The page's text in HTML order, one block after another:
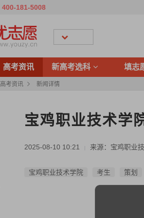
400-181-5008
高考资讯 新高考选科 填志
高考资讯 新闻详情
宝鸡职业技术学
2025-08-10 10:21 | 来源：宝鸡职业
宝鸡职业技术学院 考生 策划